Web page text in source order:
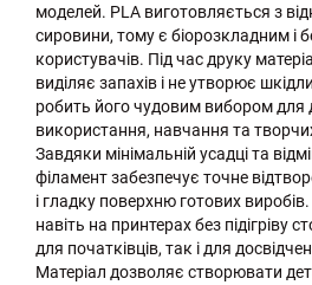
моделей. PLA виготовляється з
сировини, тому є біорозкладним і
користувачів. Під час друку
виділяє запахів і не утворює
робить його чудовим вибором
використання, навчання та
Завдяки мінімальній усадці та
філамент забезпечує точне
і гладку поверхню готових
навіть на принтерах без підігріву
для початківців, так і для
Матеріал дозволяє створювати